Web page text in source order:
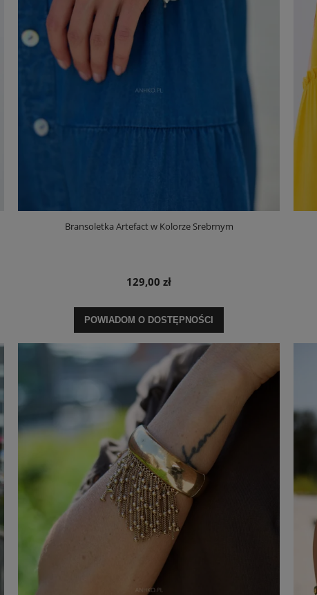
Bransoletka Artefact w Kolorze Srebrnym
129,00 zł
POWIADOM O DOSTĘPNOŚCI